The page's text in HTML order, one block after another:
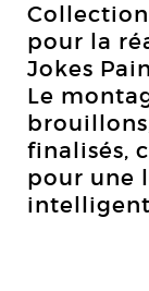
pour la
Jokes
Le
finalisés,
pour une